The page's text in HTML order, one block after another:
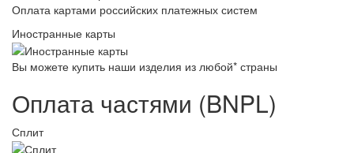
Оплата картами российских платежных систем
Иностранные карты
Вы можете купить наши изделия из любой* страны
Оплата частями (BNPL)
Сплит